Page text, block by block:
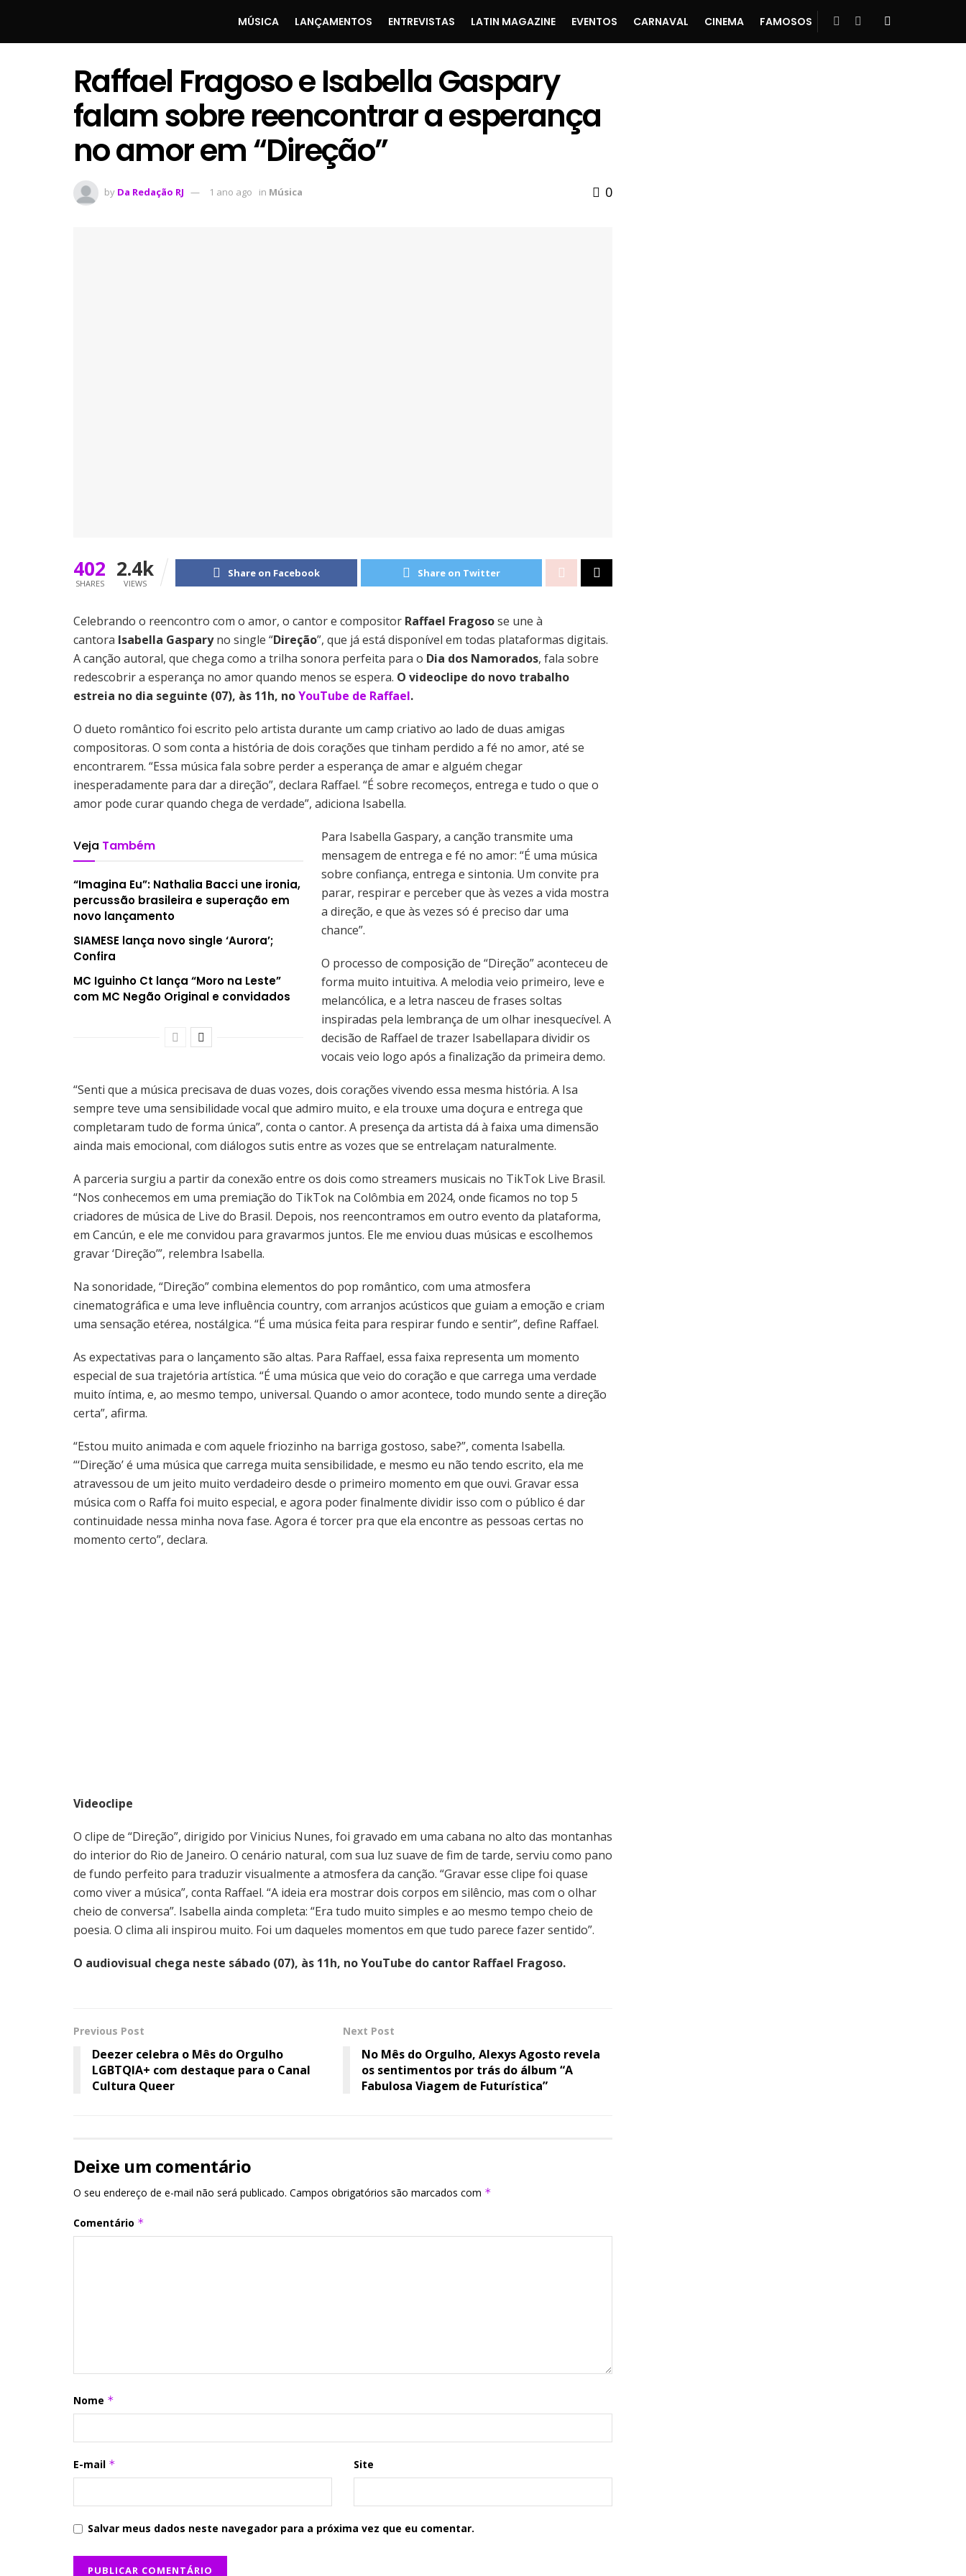
MÚSICA LANÇAMENTOS ENTREVISTAS LATIN MAGAZINE EVENTOS CARNAVAL CINEMA FAMOSOS
Raffael Fragoso e Isabella Gaspary
falam sobre reencontrar a esperança
no amor em “Direção”
by Da Redação RJ 1 ano ago in Música 0
402
SHARES
2.4k
VIEWS
Share on Facebook Share on Twitter
Celebrando o reencontro com o amor, o cantor e compositor Raffael Fragosose une à
cantora Isabella Gasparyno single “Direção”, que já está disponível em todas plataformas digitais.
A canção autoral, que chega como a trilha sonora perfeita para o Dia dos Namorados, fala sobre
redescobrir a esperança no amor quando menos se espera. O videoclipe do novo trabalho
estreia no dia seguinte (07), às 11h, noYouTube de Raffael.
O dueto romântico foi escrito pelo artista durante um camp criativo ao lado de duas amigas
compositoras. O som conta a história de dois corações que tinham perdido a fé no amor, até se
encontrarem. “Essa música fala sobre perder a esperança de amar e alguém chegar
inesperadamente para dar a direção”, declara Raffael. “É sobre recomeços, entrega e tudo o que o
amor pode curar quando chega de verdade”, adiciona Isabella.
Veja Também
“Imagina Eu”: Nathalia Bacci une ironia,
percussão brasileira e superação em
novo lançamento
SIAMESE lança novo single ‘Aurora’;
Confira
MC Iguinho Ct lança “Moro na Leste”
com MC Negão Original e convidados
Para Isabella Gaspary, a canção transmite uma
mensagem de entrega e fé no amor: “É uma música
sobre confiança, entrega e sintonia. Um convite pra
parar, respirar e perceber que às vezes a vida mostra
a direção, e que às vezes só é preciso dar uma
chance”.
O processo de composição de “Direção” aconteceu de
forma muito intuitiva. A melodia veio primeiro, leve e
melancólica, e a letra nasceu de frases soltas
inspiradas pela lembrança de um olhar inesquecível. A
decisão de Raffael de trazer Isabellapara dividir os
vocais veio logo após a finalização da primeira demo.
“Senti que a música precisava de duas vozes, dois corações vivendo essa mesma história. A Isa
sempre teve uma sensibilidade vocal que admiro muito, e ela trouxe uma doçura e entrega que
completaram tudo de forma única”, conta o cantor. A presença da artista dá à faixa uma dimensão
ainda mais emocional, com diálogos sutis entre as vozes que se entrelaçam naturalmente.
A parceria surgiu a partir da conexão entre os dois como streamers musicais no TikTok Live Brasil.
“Nos conhecemos em uma premiação do TikTok na Colômbia em 2024, onde ficamos no top 5
criadores de música de Live do Brasil. Depois, nos reencontramos em outro evento da plataforma,
em Cancún, e ele me convidou para gravarmos juntos. Ele me enviou duas músicas e escolhemos
gravar ‘Direção’”, relembra Isabella.
Na sonoridade, “Direção” combina elementos do pop romântico, com uma atmosfera
cinematográfica e uma leve influência country, com arranjos acústicos que guiam a emoção e criam
uma sensação etérea, nostálgica. “É uma música feita para respirar fundo e sentir”, define Raffael.
As expectativas para o lançamento são altas. Para Raffael, essa faixa representa um momento
especial de sua trajetória artística. “É uma música que veio do coração e que carrega uma verdade
muito íntima, e, ao mesmo tempo, universal. Quando o amor acontece, todo mundo sente a direção
certa”, afirma.
“Estou muito animada e com aquele friozinho na barriga gostoso, sabe?”, comenta Isabella.
“‘Direção’ é uma música que carrega muita sensibilidade, e mesmo eu não tendo escrito, ela me
atravessou de um jeito muito verdadeiro desde o primeiro momento em que ouvi. Gravar essa
música com o Raffa foi muito especial, e agora poder finalmente dividir isso com o público é dar
continuidade nessa minha nova fase. Agora é torcer pra que ela encontre as pessoas certas no
momento certo”, declara.
Videoclipe
O clipe de “Direção”, dirigido por Vinicius Nunes, foi gravado em uma cabana no alto das montanhas
do interior do Rio de Janeiro. O cenário natural, com sua luz suave de fim de tarde, serviu como pano
de fundo perfeito para traduzir visualmente a atmosfera da canção. “Gravar esse clipe foi quase
como viver a música”, conta Raffael. “A ideia era mostrar dois corpos em silêncio, mas com o olhar
cheio de conversa”. Isabella ainda completa: “Era tudo muito simples e ao mesmo tempo cheio de
poesia. O clima ali inspirou muito. Foi um daqueles momentos em que tudo parece fazer sentido”.
O audiovisual chega neste sábado (07), às 11h, no YouTube do cantor Raffael Fragoso.
Previous Post
Deezer celebra o Mês do Orgulho
LGBTQIA+ com destaque para o Canal
Cultura Queer
Next Post
No Mês do Orgulho, Alexys Agosto revela
os sentimentos por trás do álbum “A
Fabulosa Viagem de Futurística”
Deixe um comentário
O seu endereço de e-mail não será publicado. Campos obrigatórios são marcados com *
Comentário *
Nome *
E-mail * Site
Salvar meus dados neste navegador para a próxima vez que eu comentar.